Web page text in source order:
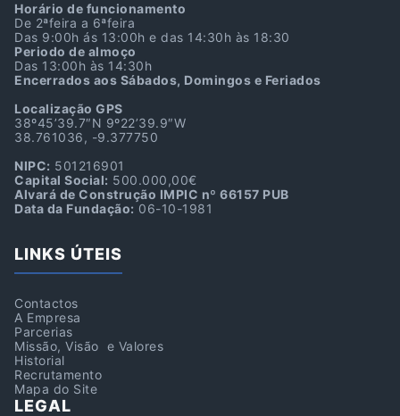
Horário de funcionamento
De 2ªfeira a 6ªfeira
Das 9:00h ás 13:00h e das 14:30h às 18:30
Periodo de almoço
Das 13:00h às 14:30h
Encerrados aos Sábados, Domingos e Feriados
Localização GPS
38º45’39.7″N 9º22’39.9″W
38.761036, -9.377750
NIPC: 501216901
Capital Social: 500.000,00€
Alvará de Construção IMPIC nº 66157 PUB
Data da Fundação: 06-10-1981
LINKS ÚTEIS
Contactos
A Empresa
Parcerias
Missão, Visão e Valores
Historial
Recrutamento
Mapa do Site
LEGAL